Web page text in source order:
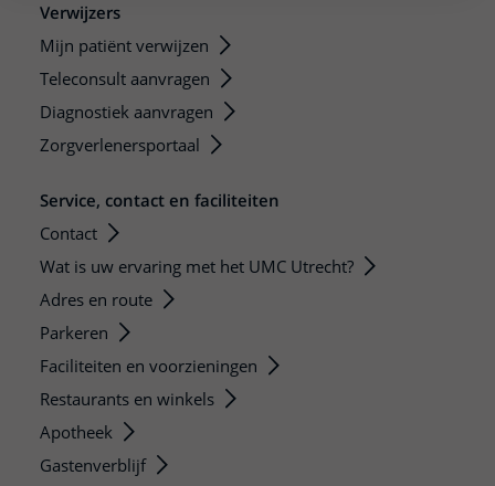
Verwijzers
Mijn patiënt verwijzen
Teleconsult aanvragen
Diagnostiek aanvragen
Zorgverlenersportaal
Service, contact en faciliteiten
Contact
Wat is uw ervaring met het UMC Utrecht?
Adres en route
Parkeren
Faciliteiten en voorzieningen
Restaurants en winkels
Apotheek
Gastenverblijf